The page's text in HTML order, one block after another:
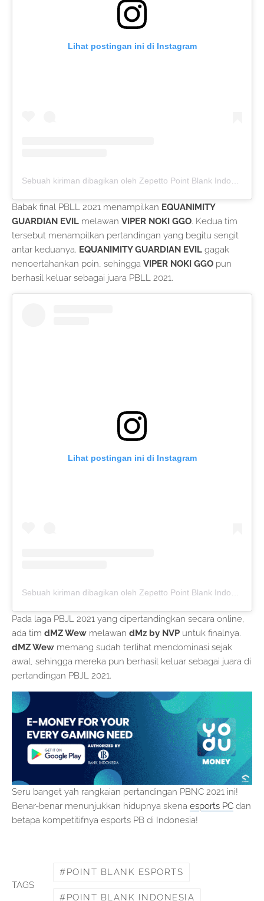
Lihat postingan ini di Instagram
Sebuah kiriman dibagikan oleh Zepetto Point Blank Indonesia (@zepetto_pbindonesia)
Babak final PBLL 2021 menampilkan EQUANIMITY
GUARDIAN EVIL melawan VIPER NOKI GGO. Kedua tim
tersebut menampilkan pertandingan yang begitu sengit
antar keduanya. EQUANIMITY GUARDIAN EVIL gagak
nenoertahankan poin, sehingga VIPER NOKI GGO pun
berhasil keluar sebagai juara PBLL 2021.
Lihat postingan ini di Instagram
Pada laga PBJL 2021 yang dipertandingkan secara online,
ada tim dMZ Wew melawan dMz by NVP untuk finalnya.
dMZ Wew memang sudah terlihat mendominasi sejak
awal, sehingga mereka pun berhasil keluar sebagai juara di
pertandingan PBJL 2021.
Seru banget yah rangkaian pertandingan PBNC 2021 ini!
Benar-benar menunjukkan hidupnya skena esports PC dan
betapa kompetitifnya esports PB di Indonesia!
TAGS
POINT BLANK ESPORTS
POINT BLANK INDONESIA